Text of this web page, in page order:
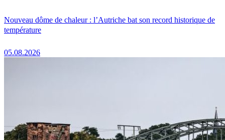
Nouveau dôme de chaleur : l’Autriche bat son record historique de
température
05.08.2026